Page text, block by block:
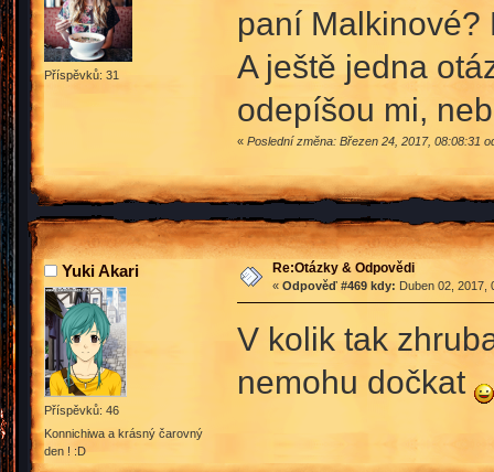
Příspěvků: 31
paní Malkinové?
A ještě jedna
odepíšou mi,
« Poslední změna: Březen 24, 2017, 08:08:31
Yuki Akari
Příspěvků: 46
Konnichiwa a krásný čarovný
den ! :D
Re:Otázky & Odpovědi
« Odpověď #469 kdy: Duben 02, 2017,
V kolik tak
nemohu dočkat